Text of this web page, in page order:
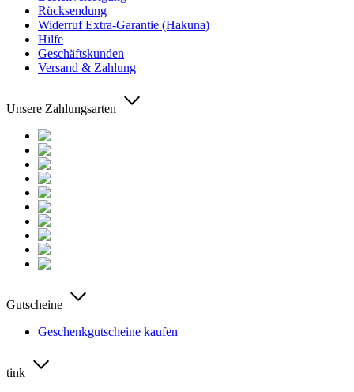
Rücksendung
Widerruf Extra-Garantie (Hakuna)
Hilfe
Geschäftskunden
Versand & Zahlung
Unsere Zahlungsarten
Gutscheine
Geschenkgutscheine kaufen
tink